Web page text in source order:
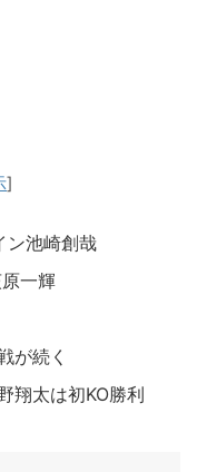
]
ン池崎創哉
一輝
が続く
翔太は初KO勝利